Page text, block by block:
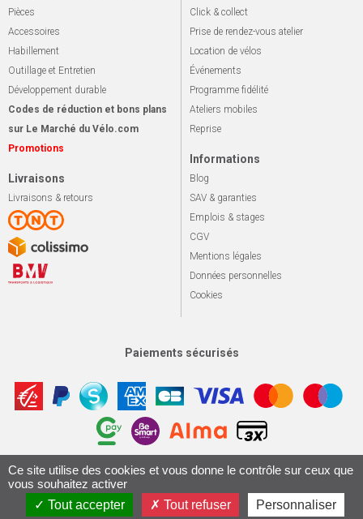
Pièces
Accessoires
Habillement
Outillage et Entretien
Développement durable
Codes de réduction et bons plans
sur Le Marché du Vélo.com
Promotions
Livraisons
Livraisons & retours
Click & collect
Prise de rendez-vous atelier
Location de vélos
Événements
Programme fidélité
Ateliers mobiles
Reprise
Informations
Blog
SAV & garanties
Emplois & stages
CGV
Mentions légales
Données personnelles
Cookies
Paiements sécurisés
© 2026 Le marché du vélo Tous droits réservés. Apotekisto,
Conception & Réalisation 161.io
Ce site utilise des cookies et vous donne le contrôle sur ceux que
vous souhaitez activer
Tout accepter
Tout refuser Personnaliser